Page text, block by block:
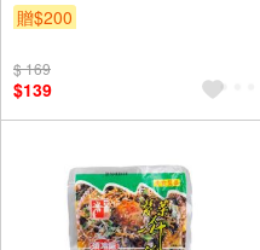
贈$200
$ 169
$139